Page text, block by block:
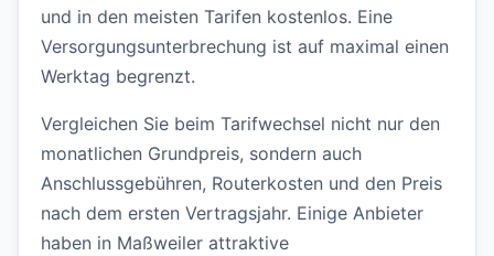
und in den meisten Tarifen kostenlos. Eine
Versorgungsunterbrechung ist auf maximal einen
Werktag begrenzt.
Vergleichen Sie beim Tarifwechsel nicht nur den
monatlichen Grundpreis, sondern auch
Anschlussgebühren, Routerkosten und den Preis
nach dem ersten Vertragsjahr. Einige Anbieter
haben in Maßweiler attraktive